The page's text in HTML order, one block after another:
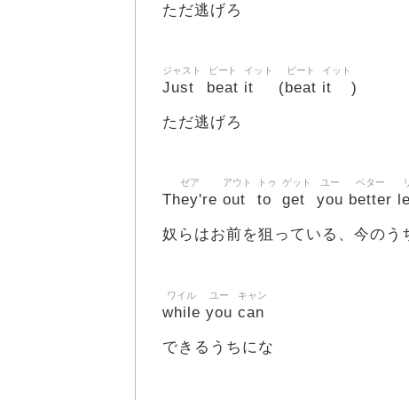
ただ逃げろ
Just
ジャスト
beat
ビート
it
イット
(beat
ビート
it
イット
)
ただ逃げろ
They're
ゼア
out
アウト
to
トゥ
get
ゲット
you
ユー
better
ベター
奴らはお前を狙っている、今のう
while
ワイル
you
ユー
can
キャン
できるうちにな